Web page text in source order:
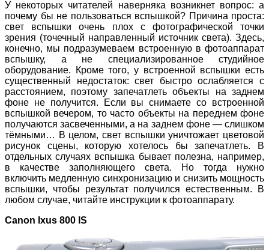
У некоторых читателей наверняка возникнет вопрос: а
почему бы не пользоваться вспышкой? Причина проста:
свет вспышки очень плох с фотографической точки
зрения (точечный направленный источник света). Здесь,
конечно, мы подразумеваем встроенную в фотоаппарат
вспышку, а не специализированное студийное
оборудование. Кроме того, у встроенной вспышки есть
существенный недостаток: свет быстро ослабляется с
расстоянием, поэтому запечатлеть объекты на заднем
фоне не получится. Если вы снимаете со встроенной
вспышкой вечером, то часто объекты на переднем фоне
получаются засвеченными, а на заднем фоне — слишком
тёмными… В целом, свет вспышки уничтожает цветовой
рисунок сцены, которую хотелось бы запечатлеть. В
отдельных случаях вспышка бывает полезна, например,
в качестве заполняющего света. Но тогда нужно
включить медленную синхронизацию и снизить мощность
вспышки, чтобы результат получился естественным. В
любом случае, читайте инструкции к фотоаппарату.
Canon Ixus 800 IS